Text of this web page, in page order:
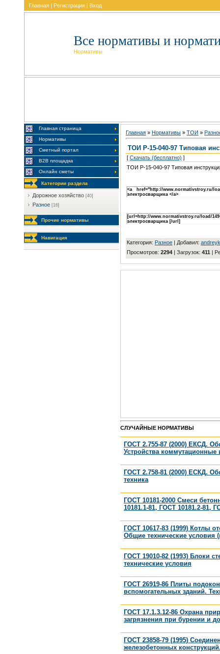
Главная | Регистрация | Вход
Все нормативы и
Нормативы
Главная страница
Нормативы
Сметный портал
В2В площадка
Онлайн сметы
Категории раздела
Дорожное хозяйство [40]
Разное [16]
Прочие нормативы
Навигация
Главная » Нормативы » TOИ »
ТОИ Р-15-040-97 Типовая
[ Скачать (бесплатно) ]
ТОИ Р-15-040-97 Типовая
<a href="http://www.normativstroy.ru/
электросварщика </a>
[url=http://www.normativstroy.ru/
электросварщика [/url]
Категория: Разное | Добавил:
Просмотров: 2294 | Загрузок: 411 |
СЛУЧАЙНЫЕ НОРМАТИВЫ
ГОСТ 2.755-87 (2000) ЕКСД.
Устройства коммутационные
ГОСТ 2.758-81 (2000) ЕСКД.
техника
ГОСТ 10181-2000 Смеси
10181.1-81, ГОСТ 10181.2-81,
ГОСТ 10617-83 (1999) Котлы
Общие технические условия
ГОСТ 19010-82 (1993) Блоки
технические условия
ГОСТ 26919-86 Плиты
вспомогательных зданий.
ГОСТ 17.1.3.12-86 Охрана
загрязнения при бурении и
ГОСТ 23858-79 (1995)
железобетонных